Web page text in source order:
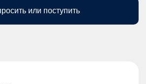
или поступить